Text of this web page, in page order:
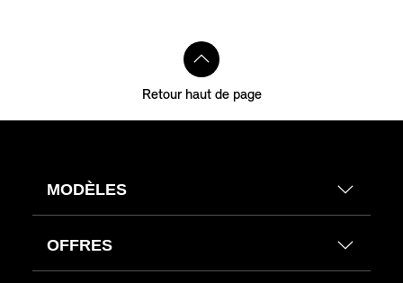
Retour haut de page
MODÈLES
OFFRES